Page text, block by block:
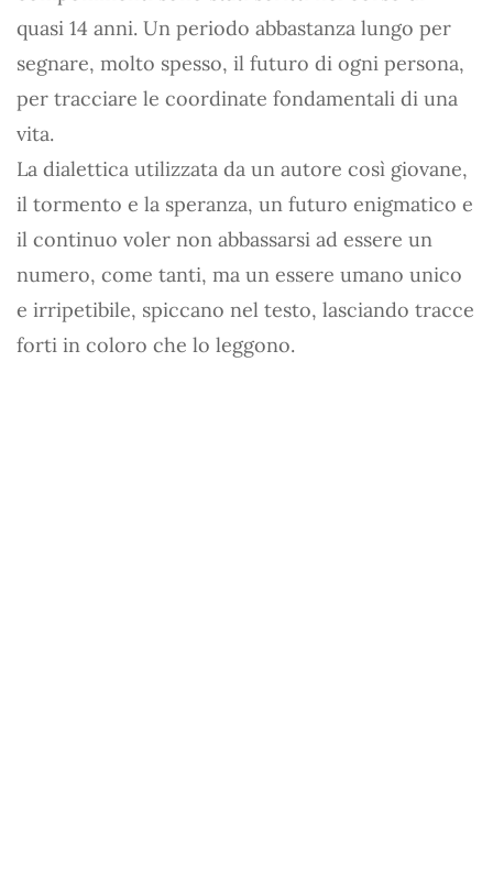
quasi 14 anni. Un periodo abbastanza lungo per
segnare, molto spesso, il futuro di ogni persona,
per tracciare le coordinate fondamentali di una
vita.
La dialettica utilizzata da un autore così giovane,
il tormento e la speranza, un futuro enigmatico e
il continuo voler non abbassarsi ad essere un
numero, come tanti, ma un essere umano unico
e irripetibile, spiccano nel testo, lasciando tracce
forti in coloro che lo leggono.